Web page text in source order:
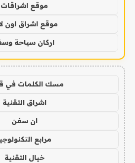
موقع اشراقات
موقع اشراق اون
اركان سياحة
مسك الكلمات في
اشراق التقنية
ان سفن
مرابع
خيال التقنية